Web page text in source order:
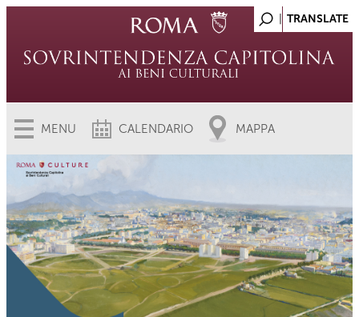
MENU CALENDARIO MAPPA